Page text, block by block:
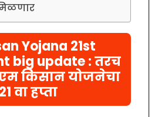
Yojana 21st
big update : तरच
किसान योजनेचा
21 वा हप्ता